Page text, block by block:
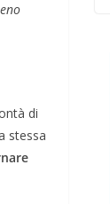
di
stessa